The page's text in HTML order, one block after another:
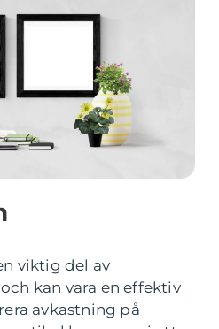
viktig del av
kan vara en effektiv
avkastning på